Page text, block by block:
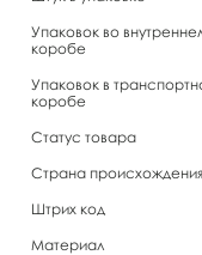
Упаковок во
коробе
Упаковок в
коробе
Статус товара
Страна происхождения
Штрих код
Материал